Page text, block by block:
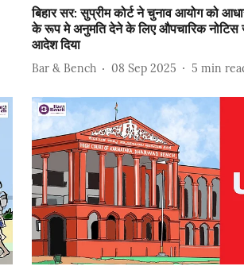
बिहार सर: सुप्रीम कोर्ट ने चुनाव आयोग को
के रूप मे अनुमति देने के लिए औपचारिक नोटिस
आदेश दिया
Bar & Bench 08 Sep 2025 5 min